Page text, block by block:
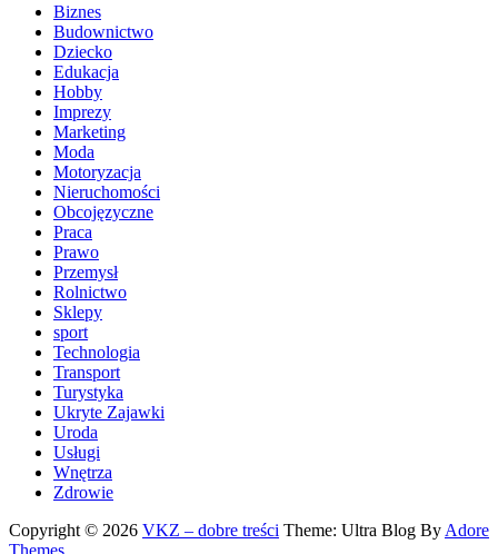
Biznes
Budownictwo
Dziecko
Edukacja
Hobby
Imprezy
Marketing
Moda
Motoryzacja
Nieruchomości
Obcojęzyczne
Praca
Prawo
Przemysł
Rolnictwo
Sklepy
sport
Technologia
Transport
Turystyka
Ukryte Zajawki
Uroda
Usługi
Wnętrza
Zdrowie
Copyright © 2026 VKZ – dobre treści Theme: Ultra Blog By Adore
Themes